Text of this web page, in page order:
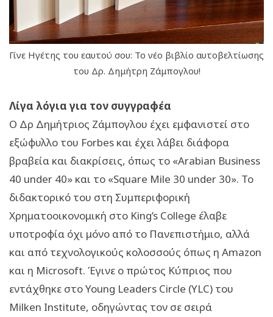
Γίνε Ηγέτης του εαυτού σου: Το νέο βιβλίο αυτοβελτίωσης
του Δρ. Δημήτρη Ζάμπογλου!
Λίγα λόγια για τον συγγραφέα
Ο Δρ Δημήτριος Ζάμπογλου έχει εμφανιστεί στο
εξώφυλλο του Forbes και έχει λάβει διάφορα
βραβεία και διακρίσεις, όπως το «Arabian Business
40 under 40» και το «Square Mile 30 under 30». Το
διδακτορικό του στη Συμπεριφορική
Χρηματοοικονομική στο King’s College έλαβε
υποτροφία όχι μόνο από το Πανεπιστήμιο, αλλά
και από τεχνολογικούς κολοσσούς όπως η Amazon
και η Microsoft. Έγινε ο πρώτος Κύπριος που
εντάχθηκε στο Young Leaders Circle (YLC) του
Milken Institute, οδηγώντας τον σε σειρά